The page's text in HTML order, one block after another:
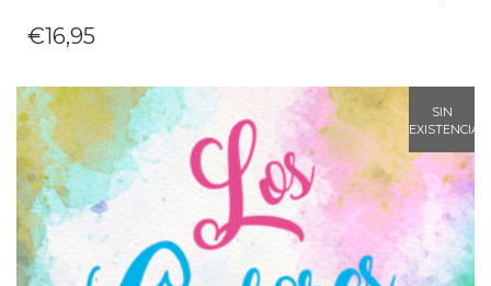
€16,95
SIN
EXISTENCIAS